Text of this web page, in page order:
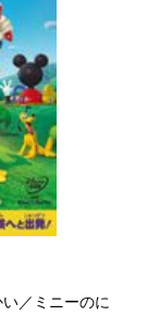
／ミニーのに